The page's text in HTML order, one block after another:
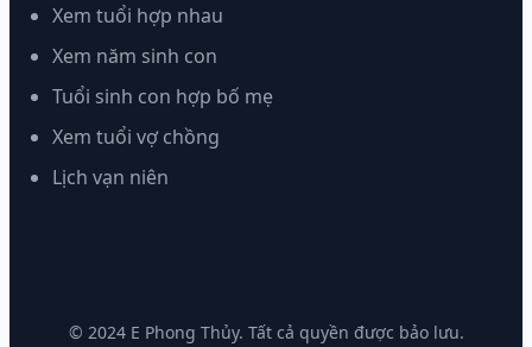
Xem tuổi hợp nhau
Xem năm sinh con
Tuổi sinh con hợp bố mẹ
Xem tuổi vợ chồng
Lịch vạn niên
© 2024 E Phong Thủy. Tất cả quyền được bảo lưu.